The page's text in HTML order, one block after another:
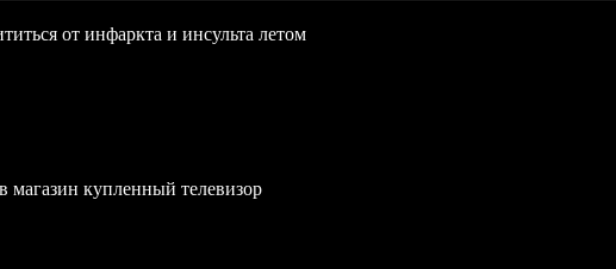
от инфаркта и инсульта летом
магазин купленный телевизор